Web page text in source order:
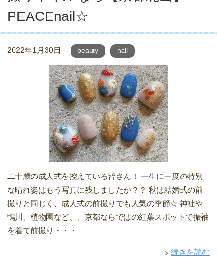
PEACEnail☆
2022年1月30日 beauty nail
二十歳の成人式を控えている皆さん！ 一生に一度の特別
な晴れ姿はもう写真に残しましたか？？ 秋は結婚式の前
撮りと同じく、成人式の前撮りでも人気の季節☆ 神社や
鴨川、植物園など、、京都ならではの紅葉スポットで振袖
を着て前撮り・・・
続きを読む